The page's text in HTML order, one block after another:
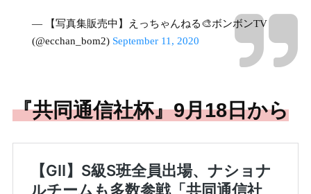
— 【写真集販売中】えっちゃんねる🎨ボンボンTV
(@ecchan_bom2) September 11, 2020
『共同通信社杯』9月18日から